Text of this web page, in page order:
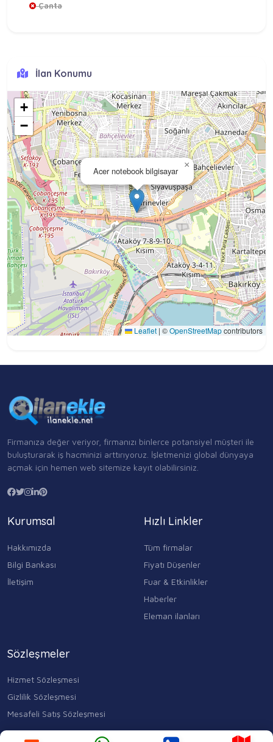
Çanta
İlan Konumu
Acer notebook bilgisayar
×
+
−
Leaflet | ©OpenStreetMapcontributors
Firmanıza değer veriyor, firmanızı binlerce potansiyel müşteri ile
buluşturarak iş hacminizi arttırıyoruz. İşletmenizi global dünyaya
açmak için hemen web sitemize kayıt olabilirsiniz.
Kurumsal
Hakkımızda
Bilgi Bankası
İletişim
Hızlı Linkler
Tüm firmalar
Fiyatı Düşenler
Fuar & Etkinlikler
Haberler
Eleman ilanları
Sözleşmeler
Hizmet Sözleşmesi
Gizlilik Sözleşmesi
Mesafeli Satış Sözleşmesi
Kocasinan Merkez, Mahmutbey Cd. No:353 D:1, 34400 Bahçelievler/